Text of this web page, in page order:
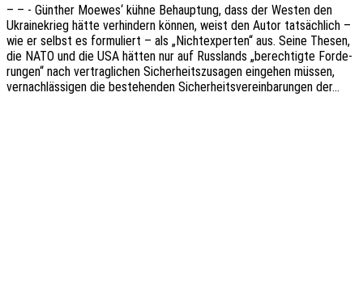
– – - Günther Moewes‘ kühne Behaup­tung, dass der Westen den
Ukrai­ne­krieg hätte verhin­dern können, weist den Autor tatsäch­lich –
wie er selbst es formu­liert – als „Nicht­ex­per­ten“ aus. Seine Thesen,
die NATO und die USA hätten nur auf Russ­lands „berech­tig­te Forde­
run­gen“ nach vertrag­li­chen Sicher­heits­zu­sa­gen einge­hen müssen,
vernach­läs­si­gen die bestehen­den Sicher­heits­ver­ein­ba­run­gen der…